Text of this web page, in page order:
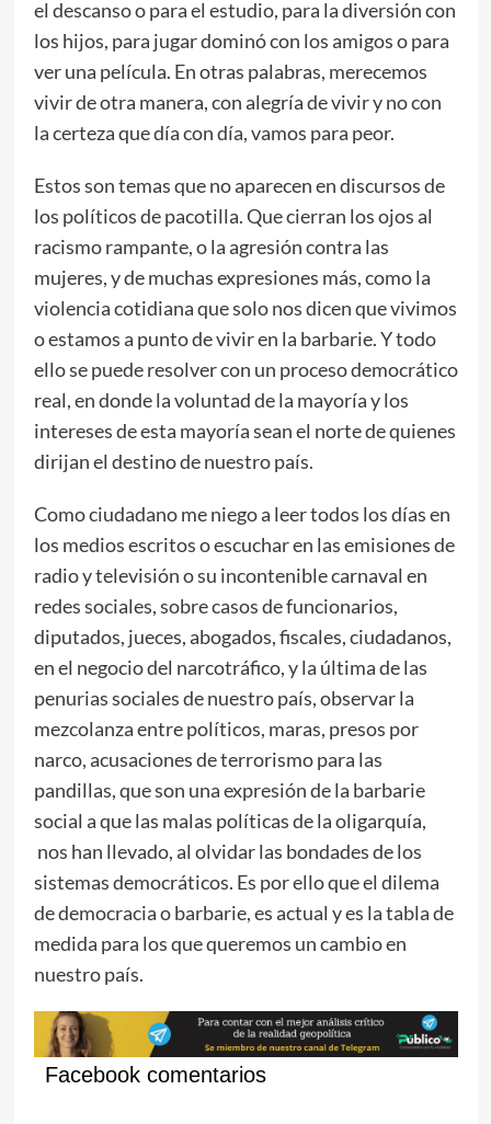
el descanso o para el estudio, para la diversión con
los hijos, para jugar dominó con los amigos o para
ver una película. En otras palabras, merecemos
vivir de otra manera, con alegría de vivir y no con
la certeza que día con día, vamos para peor.
Estos son temas que no aparecen en discursos de
los políticos de pacotilla. Que cierran los ojos al
racismo rampante, o la agresión contra las
mujeres, y de muchas expresiones más, como la
violencia cotidiana que solo nos dicen que vivimos
o estamos a punto de vivir en la barbarie. Y todo
ello se puede resolver con un proceso democrático
real, en donde la voluntad de la mayoría y los
intereses de esta mayoría sean el norte de quienes
dirijan el destino de nuestro país.
Como ciudadano me niego a leer todos los días en
los medios escritos o escuchar en las emisiones de
radio y televisión o su incontenible carnaval en
redes sociales, sobre casos de funcionarios,
diputados, jueces, abogados, fiscales, ciudadanos,
en el negocio del narcotráfico, y la última de las
penurias sociales de nuestro país, observar la
mezcolanza entre políticos, maras, presos por
narco, acusaciones de terrorismo para las
pandillas, que son una expresión de la barbarie
social a que las malas políticas de la oligarquía,
nos han llevado, al olvidar las bondades de los
sistemas democráticos. Es por ello que el dilema
de democracia o barbarie, es actual y es la tabla de
medida para los que queremos un cambio en
nuestro país.
Facebook comentarios